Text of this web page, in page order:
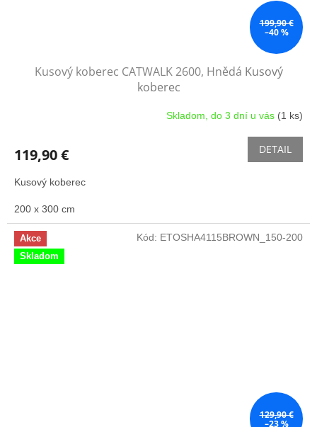
199,90 €
–40 %
Kusový koberec CATWALK 2600, Hnědá Kusový
koberec
Skladom, do 3 dní u vás (1 ks)
119,90 € DETAIL
Kusový koberec
200 x 300 cm
Akce
Skladom
129,90 €
–23 %
Kód: ETOSHA4115BROWN_150-200